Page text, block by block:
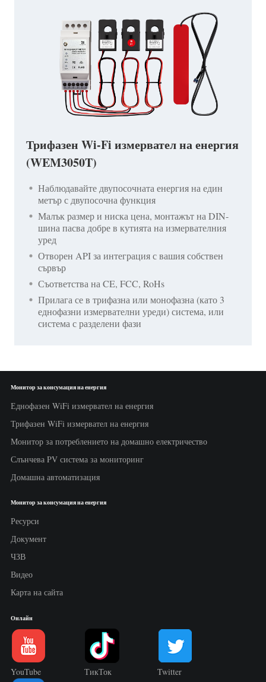
Трифазен Wi-Fi измервател на енергия
(WEM3050T)
Наблюдавайте двупосочната енергия на един
метър с двупосочна функция
Малък размер и ниска цена, монтажът на DIN-
шина пасва добре в кутията на измервателния
уред
Отворен API за интеграция с вашия собствен
сървър
Съответства на CE, FCC, RoHs
Прилага се в трифазна или монофазна (като 3
еднофазни измервателни уреди) система, или
система с разделени фази
Монитор за консумация на енергия
Еднофазен WiFi измервател на енергия
Трифазен WiFi измервател на енергия
Монитор за потреблението на домашно електричество
Слънчева PV система за мониторинг
Домашна автоматизация
Монитор за консумация на енергия
Ресурси
Документ
ЧЗВ
Видео
Карта на сайта
Онлайн
YouTube ТикТок Twitter